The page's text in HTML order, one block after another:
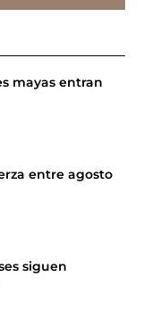
mayas entran
entre agosto
siguen